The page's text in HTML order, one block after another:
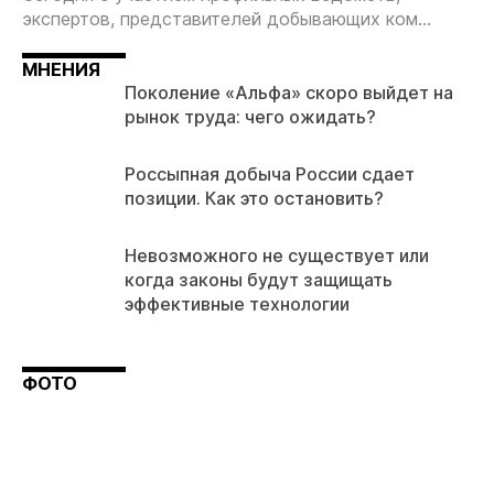
экспертов, представителей добывающих ком...
МНЕНИЯ
Поколение «Альфа» скоро выйдет на
рынок труда: чего ожидать?
Россыпная добыча России сдает
позиции. Как это остановить?
Невозможного не существует или
когда законы будут защищать
эффективные технологии
ФОТО